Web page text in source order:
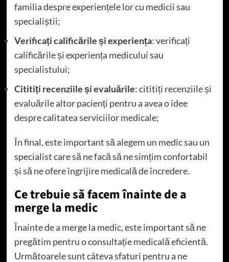
familia despre experiențele lor cu medicii sau
specialiștii;
Verificați calificările și experiența: verificați
calificările și experiența medicului sau
specialistului;
Cititiți recenziile și evaluările: cititiți recenziile și
evaluările altor pacienți pentru a avea o idee
despre calitatea serviciilor medicale;
În final, este important să alegem un medic sau un
specialist care să ne facă să ne simțim confortabil
și să ne ofere îngrijire medicală de încredere.
Ce trebuie să facem înainte de a
merge la medic
Înainte de a merge la medic, este important să ne
pregătim pentru o consultație medicală eficientă.
Următoarele sunt câteva sfaturi pentru a ne